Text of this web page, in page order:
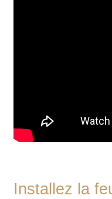
Installez la